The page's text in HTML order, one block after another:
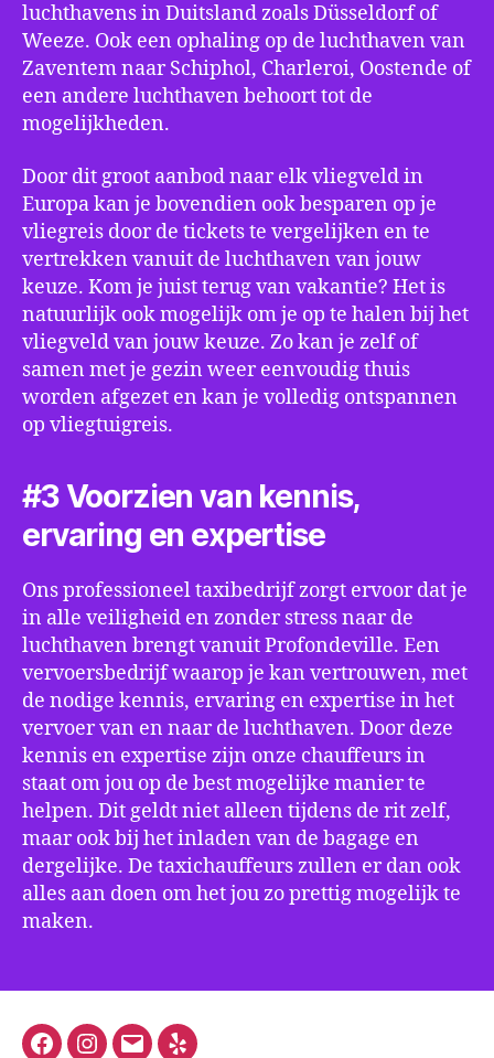
luchthavens in Duitsland zoals Düsseldorf of
Weeze. Ook een ophaling op de luchthaven van
Zaventem naar Schiphol, Charleroi, Oostende of
een andere luchthaven behoort tot de
mogelijkheden.
Door dit groot aanbod naar elk vliegveld in
Europa kan je bovendien ook besparen op je
vliegreis door de tickets te vergelijken en te
vertrekken vanuit de luchthaven van jouw
keuze. Kom je juist terug van vakantie? Het is
natuurlijk ook mogelijk om je op te halen bij het
vliegveld van jouw keuze. Zo kan je zelf of
samen met je gezin weer eenvoudig thuis
worden afgezet en kan je volledig ontspannen
op vliegtuigreis.
#3 Voorzien van kennis,
ervaring en expertise
Ons professioneel taxibedrijf zorgt ervoor dat je
in alle veiligheid en zonder stress naar de
luchthaven brengt vanuit Profondeville. Een
vervoersbedrijf waarop je kan vertrouwen, met
de nodige kennis, ervaring en expertise in het
vervoer van en naar de luchthaven. Door deze
kennis en expertise zijn onze chauffeurs in
staat om jou op de best mogelijke manier te
helpen. Dit geldt niet alleen tijdens de rit zelf,
maar ook bij het inladen van de bagage en
dergelijke. De taxichauffeurs zullen er dan ook
alles aan doen om het jou zo prettig mogelijk te
maken.